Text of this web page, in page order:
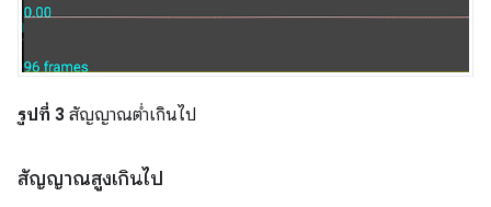
รูปที่ 3 สัญญาณต่ำเกินไป
สัญญาณสูงเกินไป